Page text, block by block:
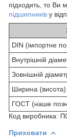
підходить, то Ви
підшипників у
DIN (імпортне
Внутрішній
Зовнішній
Ширина
ГОСТ (наше
Код виробника:
Приховати